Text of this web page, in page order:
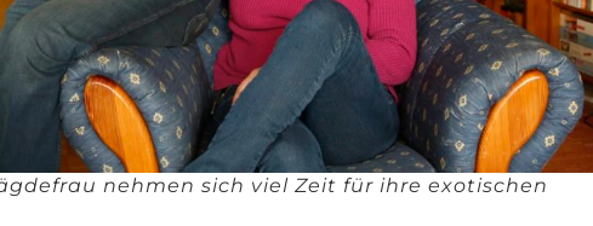
nehmen sich viel Zeit für ihre exotischen